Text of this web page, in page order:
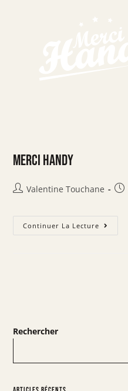
MERCI HANDY
Valentine Touchane
Continuer La Lecture
Rechercher